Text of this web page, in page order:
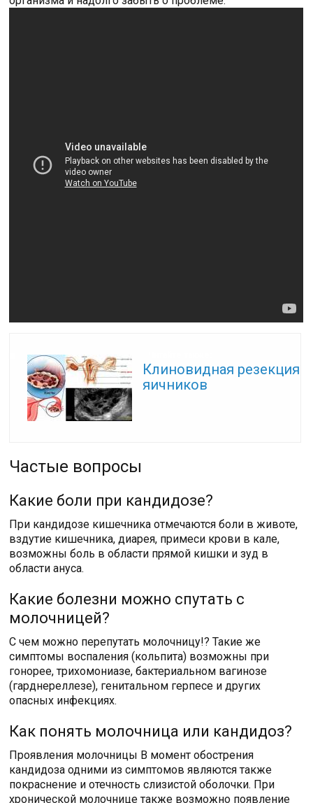
Клиновидная резекция
яичников
Частые вопросы
Какие боли при кандидозе?
При кандидозе кишечника отмечаются боли в животе,
вздутие кишечника, диарея, примеси крови в кале,
возможны боль в области прямой кишки и зуд в
области ануса.
Какие болезни можно спутать с
молочницей?
С чем можно перепутать молочницу!? Такие же
симптомы воспаления (кольпита) возможны при
гонорее, трихомониазе, бактериальном вагинозе
(гарднереллезе), генитальном герпесе и других
опасных инфекциях.
Как понять молочница или кандидоз?
Проявления молочницы В момент обострения
кандидоза одними из симптомов являются также
покраснение и отечность слизистой оболочки. При
хронической молочнице также возможно появление